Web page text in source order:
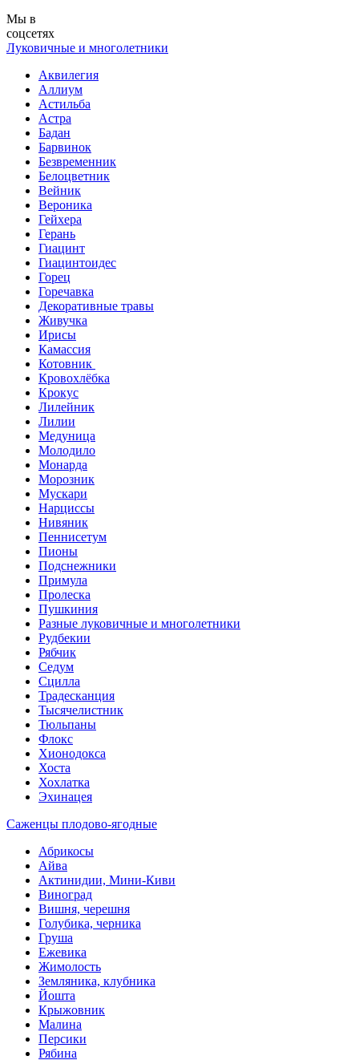
Мы в
соцсетях
Луковичные и многолетники
Аквилегия
Аллиум
Астильба
Астра
Бадан
Барвинок
Безвременник
Белоцветник
Вейник
Вероника
Гейхера
Герань
Гиацинт
Гиацинтоидес
Горец
Горечавка
Декоративные травы
Живучка
Ирисы
Камассия
Котовник
Кровохлёбка
Крокус
Лилейник
Лилии
Медуница
Молодило
Монарда
Морозник
Мускари
Нарциссы
Нивяник
Пеннисетум
Пионы
Подснежники
Примула
Пролеска
Пушкиния
Разные луковичные и многолетники
Рудбекии
Рябчик
Седум
Сцилла
Традесканция
Тысячелистник
Тюльпаны
Флокс
Хионодокса
Хоста
Хохлатка
Эхинацея
Саженцы плодово-ягодные
Абрикосы
Айва
Актинидии, Мини-Киви
Виноград
Вишня, черешня
Голубика, черника
Груша
Ежевика
Жимолость
Земляника, клубника
Йошта
Крыжовник
Малина
Персики
Рябина